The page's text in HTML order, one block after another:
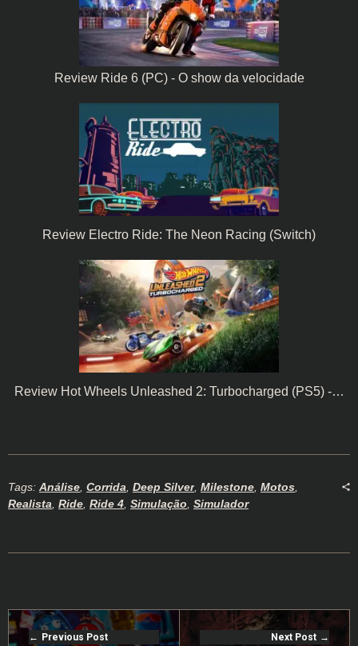
Review Ride 6 (PC) - O show da velocidade
Review Electro Ride: The Neon Racing (Switch)
Review Hot Wheels Unleashed 2: Turbocharged (PS5) -…
Tags: Análise, Corrida, Deep Silver, Milestone, Motos,
Realista, Ride, Ride 4, Simulação, Simulador
Previous Post Next Post